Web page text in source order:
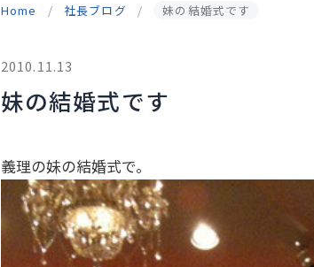
Home 社長ブログ 妹の結婚式です
2010.11.13
妹の結婚式です
義理の妹の結婚式で。